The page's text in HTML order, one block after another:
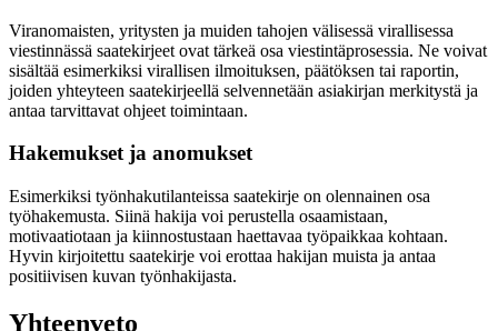
Viranomaisten, yritysten ja muiden tahojen välisessä virallisessa
viestinnässä saatekirjeet ovat tärkeä osa viestintäprosessia. Ne voivat
sisältää esimerkiksi virallisen ilmoituksen, päätöksen tai raportin,
joiden yhteyteen saatekirjeellä selvennetään asiakirjan merkitystä ja
antaa tarvittavat ohjeet toimintaan.
Hakemukset ja anomukset
Esimerkiksi työnhakutilanteissa saatekirje on olennainen osa
työhakemusta. Siinä hakija voi perustella osaamistaan,
motivaatiotaan ja kiinnostustaan haettavaa työpaikkaa kohtaan.
Hyvin kirjoitettu saatekirje voi erottaa hakijan muista ja antaa
positiivisen kuvan työnhakijasta.
Yhteenveto